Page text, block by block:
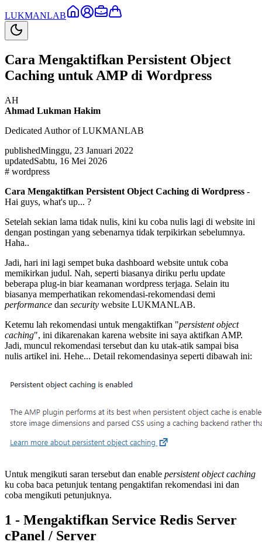
LUKMANLAB
Cara Mengaktifkan Persistent Object
Caching untuk AMP di Wordpress
AH
Ahmad Lukman Hakim
Dedicated Author of LUKMANLAB
publishedMinggu, 23 Januari 2022
updatedSabtu, 16 Mei 2026
# wordpress
Cara Mengaktifkan Persistent Object Caching di Wordpress -
Hai guys, what's up... ?
Setelah sekian lama tidak nulis, kini ku coba nulis lagi di website ini
dengan postingan yang sebenarnya tidak terpikirkan sebelumnya.
Haha..
Jadi, hari ini lagi sempet buka dashboard website untuk coba
memikirkan judul. Nah, seperti biasanya diriku perlu update
beberapa plug-in biar keamanan wordpress terjaga. Selain itu
biasanya memperhatikan rekomendasi-rekomendasi demi
performance dan security website LUKMANLAB.
Ketemu lah rekomendasi untuk mengaktifkan "persistent object
caching", ini dikarenakan karena website ini saya aktifkan AMP.
Jadi, muncul rekomendasi tersebut dan ku utak-atik sampai bisa
nulis artikel ini. Hehe... Detail rekomendasinya seperti dibawah ini:
Untuk mengikuti saran tersebut dan enable persistent object caching
ku coba baca petunjuk tentang pengaktifan rekomendasi ini dan
coba mengikuti petunjuknya.
1 - Mengaktifkan Service Redis Server
cPanel / Server